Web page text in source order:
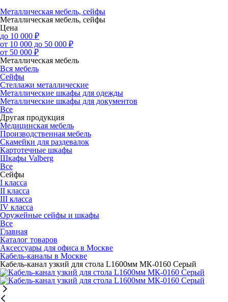
Металлическая мебель, сейфы
Металлическая мебель, сейфы
Цена
до 10 000 ₽
от 10 000 до 50 000 ₽
от 50 000 ₽
Металлическая мебель
Вся мебель
Сейфы
Стеллажи металлические
Металлические шкафы для одежды
Металлические шкафы для документов
Все
Другая продукция
Медицинская мебель
Производственная мебель
Скамейки для раздевалок
Картотечные шкафы
Шкафы Valberg
Все
Сейфы
I класса
II класса
III класса
IV класса
Оружейные сейфы и шкафы
Все
Главная
Каталог товаров
Аксессуары для офиса в Москве
Кабель-каналы в Москве
Кабель-канал узкий для стола L1600мм МК-0160 Серый